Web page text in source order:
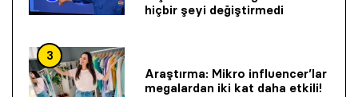
hiçbir şeyi değiştirmedi
3
Araştırma: Mikro influencer’lar
megalardan iki kat daha etkili!